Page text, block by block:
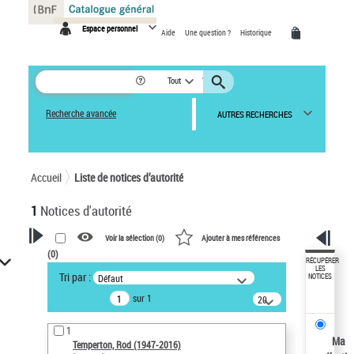
Espace personnel Aide Une question ? Historique
Tout
Recherche avancée AUTRES RECHERCHES
Accueil Liste de notices d’autorité
1 Notices d'autorité
VOTRE RECHERCHE
Recherche avancée dans les
notices d’autorité
Œuvres liées à l'auteur :
Temperton, Rod (1947-2016)
Voir la sélection (0) Ajouter à mes références
(0)
Tri par : Défaut
sur 1
20
résultats/page
1
Temperton, Rod (1947-2016)
RÉCUPÉRER
LES
NOTICES
Ma
Panneau de gestion des cookies